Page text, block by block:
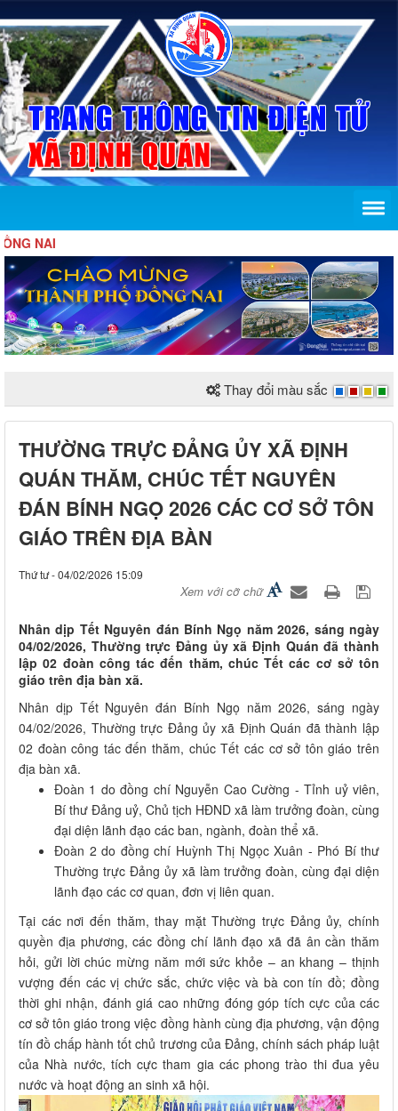
Thay đổi màu sắc
THƯỜNG TRỰC ĐẢNG ỦY XÃ ĐỊNH
QUÁN THĂM, CHÚC TẾT NGUYÊN
ĐÁN BÍNH NGỌ 2026 CÁC CƠ SỞ TÔN
GIÁO TRÊN ĐỊA BÀN
Thứ tư - 04/02/2026 15:09
Xem với cỡ chữ
Nhân dịp Tết Nguyên đán Bính Ngọ năm 2026, sáng ngày
04/02/2026, Thường trực Đảng ủy xã Định Quán đã thành
lập 02 đoàn công tác đến thăm, chúc Tết các cơ sở tôn
giáo trên địa bàn xã.
Nhân dịp Tết Nguyên đán Bính Ngọ năm 2026, sáng ngày
04/02/2026, Thường trực Đảng ủy xã Định Quán đã thành lập
02 đoàn công tác đến thăm, chúc Tết các cơ sở tôn giáo trên
địa bàn xã.
Đoàn 1 do đồng chí Nguyễn Cao Cường - Tỉnh uỷ viên,
Bí thư Đảng uỷ, Chủ tịch HĐND xã làm trưởng đoàn, cùng
đại diện lãnh đạo các ban, ngành, đoàn thể xã.
Đoàn 2 do đồng chí Huỳnh Thị Ngọc Xuân - Phó Bí thư
Thường trực Đảng ủy xã làm trưởng đoàn, cùng đại diện
lãnh đạo các cơ quan, đơn vị liên quan.
Tại các nơi đến thăm, thay mặt Thường trực Đảng ủy, chính
quyền địa phương, các đồng chí lãnh đạo xã đã ân cần thăm
hỏi, gửi lời chúc mừng năm mới sức khỏe – an khang – thịnh
vượng đến các vị chức sắc, chức việc và bà con tín đồ; đồng
thời ghi nhận, đánh giá cao những đóng góp tích cực của các
cơ sở tôn giáo trong việc đồng hành cùng địa phương, vận động
tín đồ chấp hành tốt chủ trương của Đảng, chính sách pháp luật
của Nhà nước, tích cực tham gia các phong trào thi đua yêu
nước và hoạt động an sinh xã hội.